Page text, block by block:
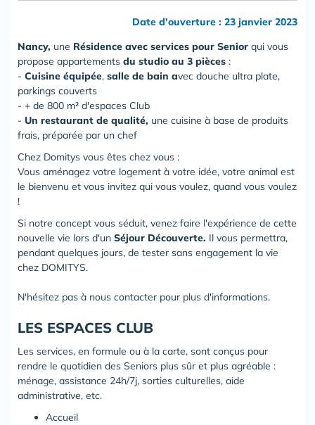
Date d'ouverture : 23 janvier 2023
Nancy, une Résidence avec services pour Senior qui vous
propose appartements du studio au 3 pièces :
- Cuisine équipée, salle de bain avec douche ultra plate,
parkings couverts
- + de 800 m² d'espaces Club
- Un restaurant de qualité, une cuisine à base de produits
frais, préparée par un chef
Chez Domitys vous êtes chez vous :
Vous aménagez votre logement à votre idée, votre animal est
le bienvenu et vous invitez qui vous voulez, quand vous voulez
!
Si notre concept vous séduit, venez faire l'expérience de cette
nouvelle vie lors d'un Séjour Découverte. Il vous permettra,
pendant quelques jours, de tester sans engagement la vie
chez DOMITYS.
N'hésitez pas à nous contacter pour plus d'informations.
LES ESPACES CLUB
Les services, en formule ou à la carte, sont conçus pour
rendre le quotidien des Seniors plus sûr et plus agréable :
ménage, assistance 24h/7j, sorties culturelles, aide
administrative, etc.
Accueil